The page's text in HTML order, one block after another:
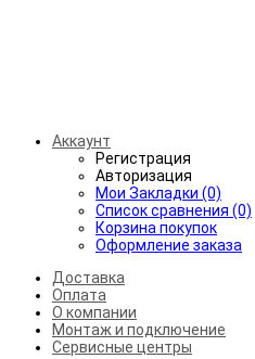
Аккаунт
Регистрация
Авторизация
Мои Закладки (0)
Список сравнения (0)
Корзина покупок
Оформление заказа
Доставка
Оплата
О компании
Монтаж и подключение
Сервисные центры